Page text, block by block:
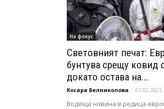
На фокус
Световният печат:
бунтува срещу ковид
докато oстава на...
Косара Белниколова -
Водеща новина в редица